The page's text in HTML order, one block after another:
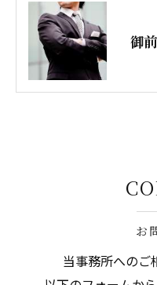
御
お
当事務所へのご